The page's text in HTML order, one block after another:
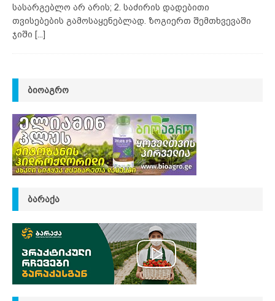
სასარგებლო არ არის; 2. საძირის დადებითი
თვისებების გამოსაყენებლად. ზოგიერთ შემთხვევაში
ჯიში [...]
ᲑᲘᲝᲐᲒᲠᲝ
ᲑᲐᲠᲐᲥᲐ